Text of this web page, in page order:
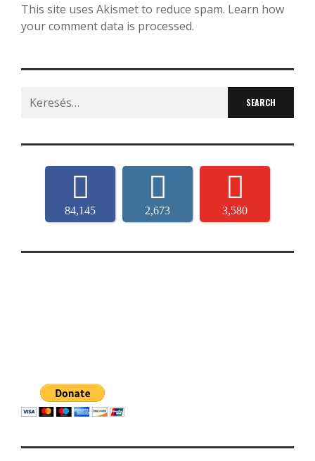
This site uses Akismet to reduce spam. Learn how
your comment data is processed.
Search
for:
84,145 2,673 3,580